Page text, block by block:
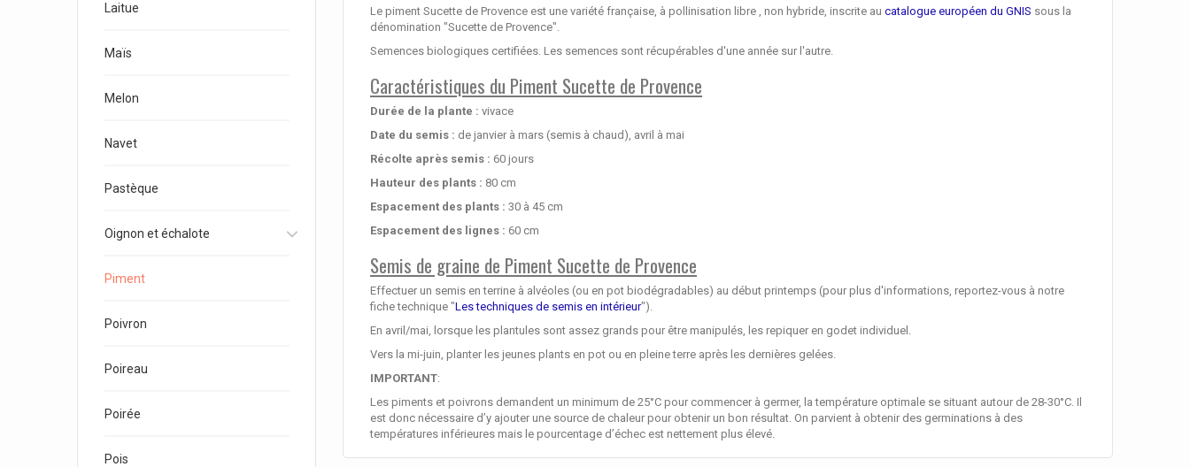
Laitue
Maïs
Melon
Navet
Pastèque
Oignon et échalote
Piment
Poivron
Poireau
Poirée
Pois
Le piment Sucette de Provence est une variété française, à pollinisation libre , non hybride, inscrite au catalogue européen du GNIS sous la
dénomination "Sucette de Provence".
Semences biologiques certifiées. Les semences sont récupérables d'une année sur l'autre.
Caractéristiques du Piment Sucette de Provence
Durée de la plante : vivace
Date du semis : de janvier à mars (semis à chaud), avril à mai
Récolte après semis : 60 jours
Hauteur des plants : 80 cm
Espacement des plants : 30 à 45 cm
Espacement des lignes : 60 cm
Semis de graine de Piment Sucette de Provence
Effectuer un semis en terrine à alvéoles (ou en pot biodégradables) au début printemps (pour plus d'informations, reportez-vous à notre
fiche technique "Les techniques de semis en intérieur").
En avril/mai, lorsque les plantules sont assez grands pour être manipulés, les repiquer en godet individuel.
Vers la mi-juin, planter les jeunes plants en pot ou en pleine terre après les dernières gelées.
IMPORTANT:
Les piments et poivrons demandent un minimum de 25°C pour commencer à germer, la température optimale se situant autour de 28-30°C. Il
est donc nécessaire d’y ajouter une source de chaleur pour obtenir un bon résultat. On parvient à obtenir des germinations à des
températures inférieures mais le pourcentage d’échec est nettement plus élevé.